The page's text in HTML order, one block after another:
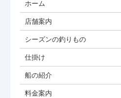
ホーム
店舗案内
シーズンの釣りもの
仕掛け
船の紹介
料金案内